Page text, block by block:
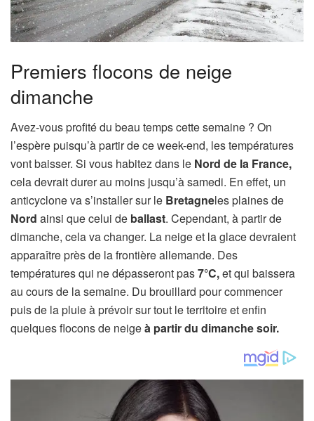
Premiers flocons de neige
dimanche
Avez-vous profité du beau temps cette semaine ? On
l’espère puisqu’à partir de ce week-end, les températures
vont baisser. Si vous habitez dans le Nord de la France,
cela devrait durer au moins jusqu’à samedi. En effet, un
anticyclone va s’installer sur le Bretagneles plaines de
Nord ainsi que celui de ballast. Cependant, à partir de
dimanche, cela va changer. La neige et la glace devraient
apparaître près de la frontière allemande. Des
températures qui ne dépasseront pas7°C,et qui baissera
au cours de la semaine. Du brouillard pour commencer
puis de la pluie à prévoir sur tout le territoire et enfin
quelques flocons de neigeà partir du dimanche soir.